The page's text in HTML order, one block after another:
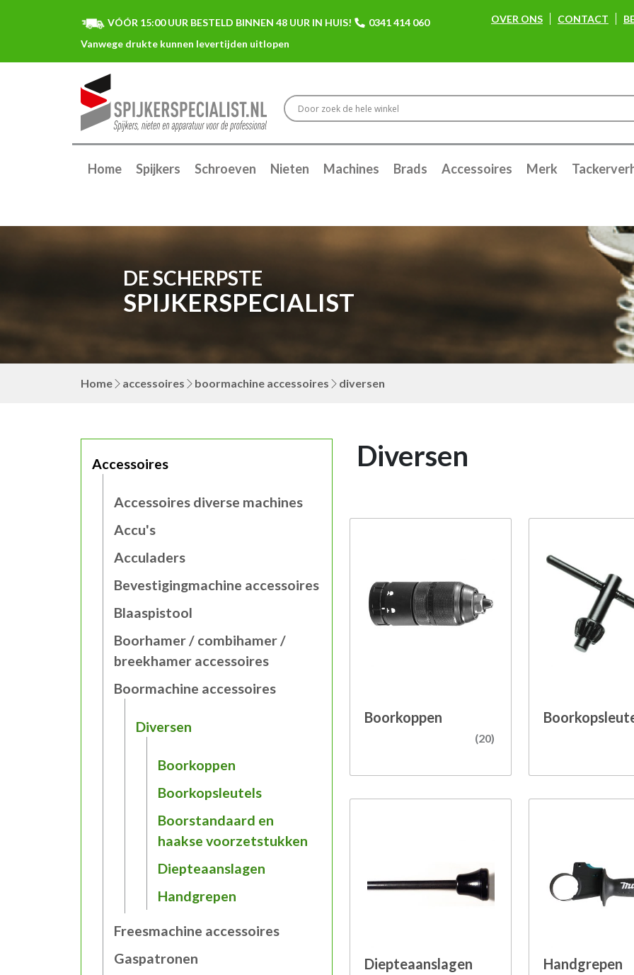
VÓÓR 15:00 UUR BESTELD BINNEN 48 UUR IN HUIS! 0341 414 060 OVER ONS CONTACT
Home Spijkers Schroeven Nieten Machines Brads Accessoires Merk
DE SCHERPSTE
SPIJKERSPECIALIST
Home accessoires boormachine accessoires diversen
Diversen
Boorkoppen
(20)
Diepteaanslagen Handgrepen
Accessoires
Accessoires diverse machines
Accu's
Acculaders
Bevestigingmachine accessoires
Blaaspistool
Boorhamer / combihamer /
breekhamer accessoires
Boormachine accessoires
Diversen
Boorkoppen
Boorkopsleutels
Boorstandaard en
haakse voorzetstukken
Diepteaanslagen
Handgrepen
Freesmachine accessoires
Gaspatronen